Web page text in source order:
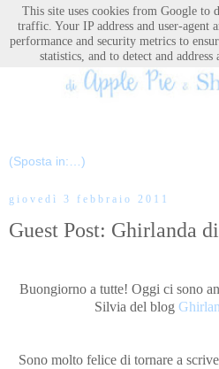
giovedì 3 febbraio 2011
Guest Post: Ghirlanda
Buongiorno a tutte! Oggi ci sono
Silvia del blog
Sono molto felice di tornare a
This site uses cookies from Google to
traffic. Your IP address and user-agent
performance and security metrics to
statistics, and to detect and address